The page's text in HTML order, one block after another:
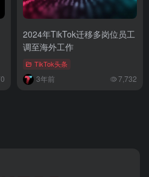
2024年TikTok迁移多岗位员工
调至海外工作
TikTok头条
3年前 7,732